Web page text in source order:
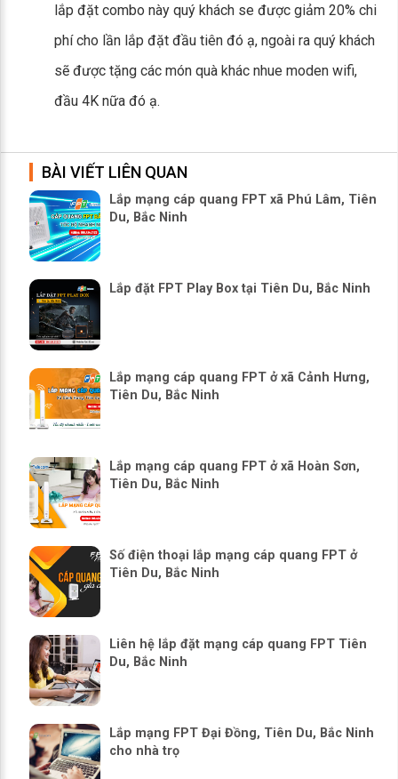
lắp đặt combo này quý khách se được giảm 20% chi
phí cho lần lắp đặt đầu tiên đó ạ, ngoài ra quý khách
sẽ được tặng các món quà khác nhue moden wifi,
đầu 4K nữa đó ạ.
BÀI VIẾT LIÊN QUAN
Lắp mạng cáp quang FPT xã Phú Lâm, Tiên
Du, Bắc Ninh
Lắp đặt FPT Play Box tại Tiên Du, Bắc Ninh
Lắp mạng cáp quang FPT ở xã Cảnh Hưng,
Tiên Du, Bắc Ninh
Lắp mạng cáp quang FPT ở xã Hoàn Sơn,
Tiên Du, Bắc Ninh
Số điện thoại lắp mạng cáp quang FPT ở
Tiên Du, Bắc Ninh
Liên hệ lắp đặt mạng cáp quang FPT Tiên
Du, Bắc Ninh
Lắp mạng FPT Đại Đồng, Tiên Du, Bắc Ninh
cho nhà trọ